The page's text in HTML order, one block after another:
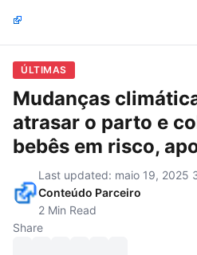
ÚLTIMAS
Mudanças
atrasar o parto e
bebês em risco,
Last updated: maio 19, 2025
Conteúdo Parceiro
2 Min Read
Share